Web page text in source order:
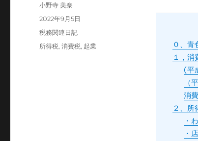
０、青
１，
(平
（
消
２、
・
・
投
小野寺 美奈
投
稿
2022年9月5日
カ
テ
税務関連日記
タ
所得税,消費税, 起業